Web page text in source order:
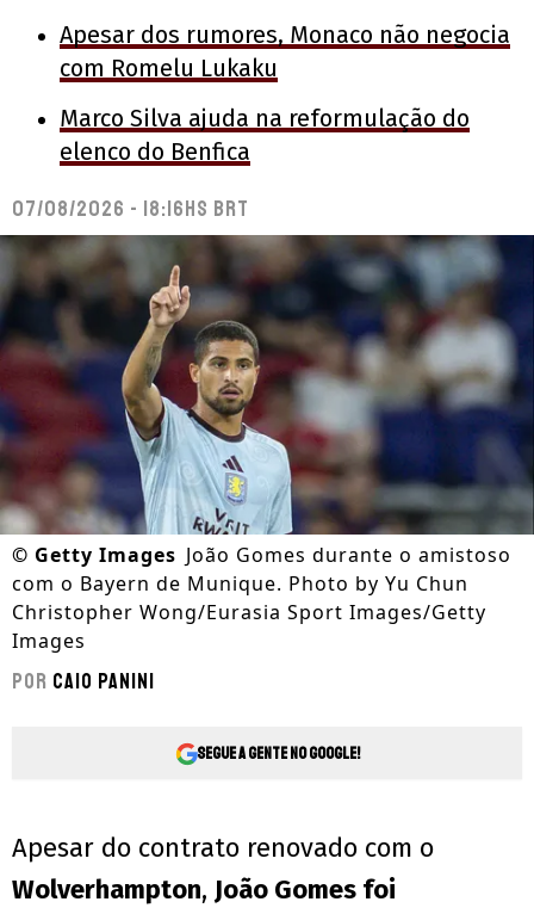
Apesar dos rumores, Monaco não negocia
com Romelu Lukaku
Marco Silva ajuda na reformulação do
elenco do Benfica
07/08/2026 - 18:16hs BRT
© Getty Images João Gomes durante o amistoso
com o Bayern de Munique. Photo by Yu Chun
Christopher Wong/Eurasia Sport Images/Getty
Images
Por Caio Panini
Segue a gente no Google!
Apesar do contrato renovado com o
Wolverhampton, João Gomes foi